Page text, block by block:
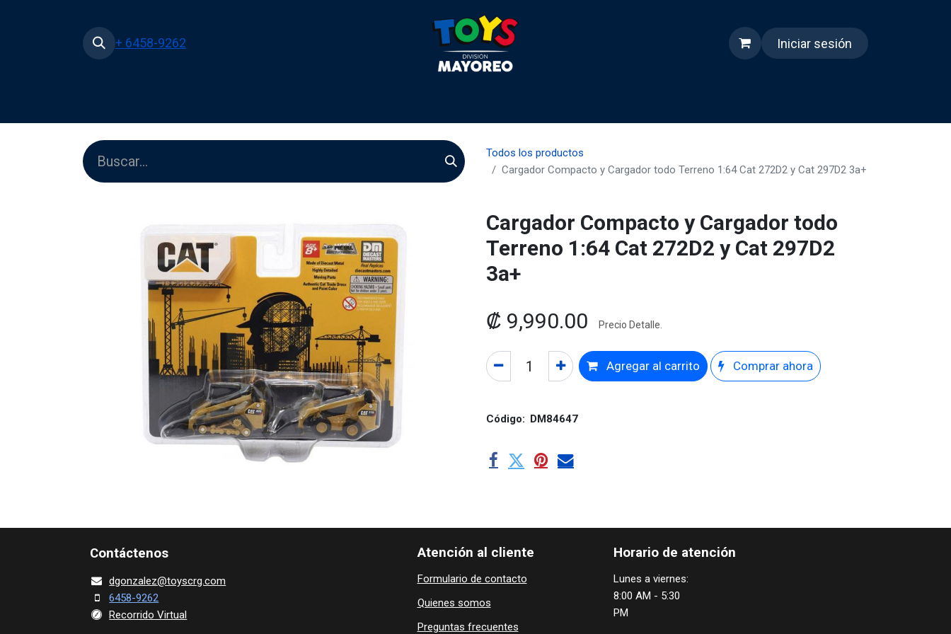
+ 6458-9262 Iniciar sesión
Todos los productos
Cargador Compacto y Cargador todo Terreno 1:64 Cat 272D2 y Cat 297D2 3a+
Cargador Compacto y Cargador todo
Terreno 1:64 Cat 272D2 y Cat 297D2
3a+
₡ 9,990.00 Precio Detalle.
Agregar al carrito Comprar ahora
Código: DM84647
Contácte​nos
dgonza​lez@toy​scrg.c​o​m
6458-9262
Recorrido Virtual
Horario de atención
Lunes a viernes:
8:00 AM - 5:30
PM
Atención al cliente
Formulario de contacto
Quienes ​som​​​os
Preguntas frecuentes